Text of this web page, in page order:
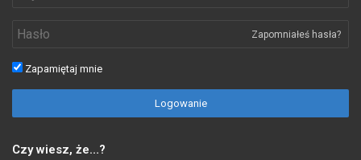
Zapomniałeś hasła?
Zapamiętaj mnie
Logowanie
Czy wiesz, że…?